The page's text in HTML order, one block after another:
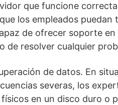
que funcione
los empleados puedan
de ofrecer soporte
de resolver cualquier
de datos. En
severas, los
en un disco duro o